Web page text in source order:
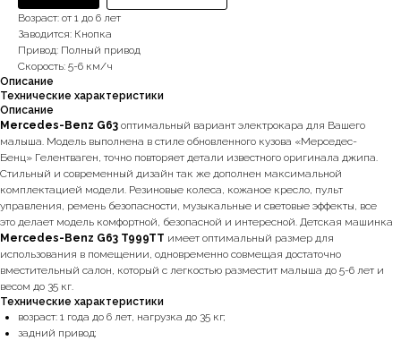
Возраст: от 1 до 6 лет
Заводится: Кнопка
Привод: Полный привод
Скорость: 5-6 км/ч
Описание
Технические характеристики
Описание
Mercedes-Benz G63 оптимальный вариант электрокара для Вашего
малыша. Модель выполнена в стиле обновленного кузова «Мерседес-
Бенц» Гелентваген, точно повторяет детали известного оригинала джипа.
Стильный и современный дизайн так же дополнен максимальной
комплектацией модели. Резиновые колеса, кожаное кресло, пульт
управления, ремень безопасности, музыкальные и световые эффекты, все
это делает модель комфортной, безопасной и интересной. Детская машинка
Mercedes-Benz G63 T999TT имеет оптимальный размер для
использования в помещении, одновременно совмещая достаточно
вместительный салон, который с легкостью разместит малыша до 5-6 лет и
весом до 35 кг.
Технические характеристики
возраст: 1 года до 6 лет, нагрузка до 35 кг;
задний привод;